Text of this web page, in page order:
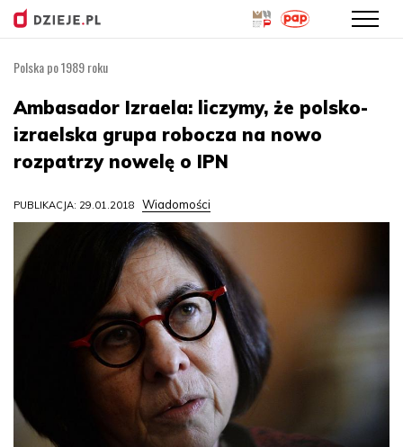
treści
Polska po 1989 roku
Ambasador Izraela: liczymy, że polsko-
izraelska grupa robocza na nowo
rozpatrzy nowelę o IPN
PUBLIKACJA: 29.01.2018 Wiadomości